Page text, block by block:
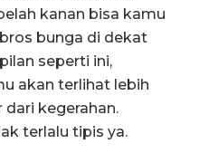
kanan bisa kamu
bunga di dekat
seperti ini,
akan terlihat lebih
kegerahan.
terlalu tipis ya.